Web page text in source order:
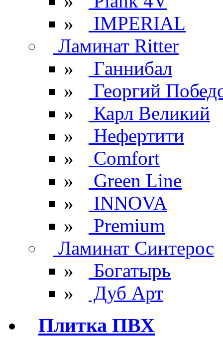
»
IMPERIAL
Ламинат Ritter
»
Ганнибал
»
Георгий
»
Карл Великий
»
Нефертити
»
Comfort
»
Green Line
»
INNOVA
»
Premium
Ламинат Синтерос
»
Богатырь
»
Дуб Арт
Плитка ПВХ